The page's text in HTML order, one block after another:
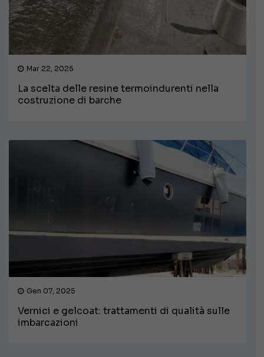
Mar 22, 2025
La scelta delle resine termoindurenti nella
costruzione di barche
Gen 07, 2025
Vernici e gelcoat: trattamenti di qualità sulle
imbarcazioni